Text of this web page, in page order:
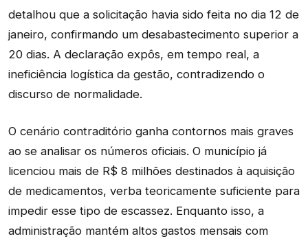
detalhou que a solicitação havia sido feita no dia 12 de
janeiro, confirmando um desabastecimento superior a
20 dias. A declaração expôs, em tempo real, a
ineficiência logística da gestão, contradizendo o
discurso de normalidade.
O cenário contraditório ganha contornos mais graves
ao se analisar os números oficiais. O município já
licenciou mais de R$ 8 milhões destinados à aquisição
de medicamentos, verba teoricamente suficiente para
impedir esse tipo de escassez. Enquanto isso, a
administração mantém altos gastos mensais com